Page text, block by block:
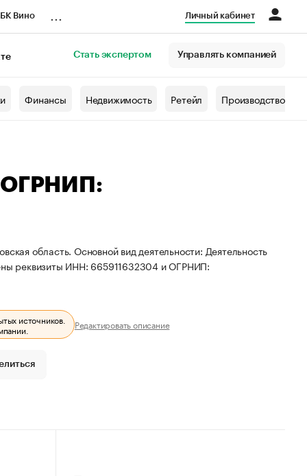
Вино Личный кабинет
Стать экспертом Управлять компанией
Финансы Недвижимость Ретейл Производство
ОГРНИП:
область. Основной вид деятельности: Деятельность
реквизиты ИНН: 665911632304 и ОГРНИП:
источников.
Редактировать описание